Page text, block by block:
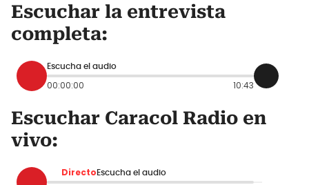
Escuchar la entrevista
completa:
Escucha el audio
00:00:00 10:43
Escuchar Caracol Radio en
vivo:
Directo Escucha el audio